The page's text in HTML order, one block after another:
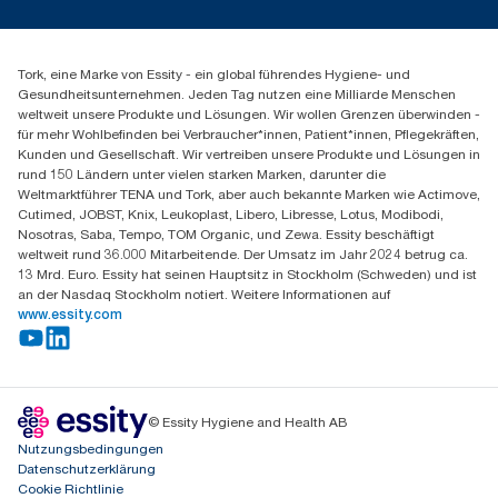
Spenderreklamation
+43 (0) 8 10-22 00 84
Essity Austria Vertriebs GmbH
Am Europlatz 2
1120 Wien
Mo-Do 8:00-16:30 | Fr 8:00-15:00
GLN: 9011111000026
Tork, eine Marke von Essity - ein global führendes Hygiene- und
Gesundheitsunternehmen. Jeden Tag nutzen eine Milliarde Menschen
weltweit unsere Produkte und Lösungen. Wir wollen Grenzen überwinden -
für mehr Wohlbefinden bei Verbraucher*innen, Patient*innen, Pflegekräften,
Kunden und Gesellschaft. Wir vertreiben unsere Produkte und Lösungen in
rund 150 Ländern unter vielen starken Marken, darunter die
Weltmarktführer TENA und Tork, aber auch bekannte Marken wie Actimove,
Cutimed, JOBST, Knix, Leukoplast, Libero, Libresse, Lotus, Modibodi,
Nosotras, Saba, Tempo, TOM Organic, und Zewa. Essity beschäftigt
weltweit rund 36.000 Mitarbeitende. Der Umsatz im Jahr 2024 betrug ca.
13 Mrd. Euro. Essity hat seinen Hauptsitz in Stockholm (Schweden) und ist
an der Nasdaq Stockholm notiert. Weitere Informationen auf
www.essity.com
© Essity Hygiene and Health AB
Nutzungsbedingungen
Datenschutzerklärung
Cookie Richtlinie